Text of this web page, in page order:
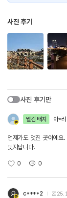
사진 후기
사진 후기만
웰컴 배지 아*리
언제가도 멋진 곳이예요
멋지답니다.
0 0
c****2 2025.